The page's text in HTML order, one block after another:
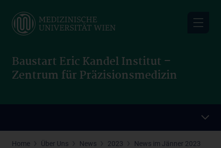
main
Baustart Eric Kandel Institut –
Zentrum für Präzisionsmedizin
Home Über Uns News 2023
News im Jänner 2023